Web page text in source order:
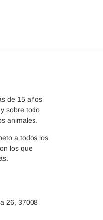
de 15 años
sobre todo
animales.
a todos los
los que
26, 37008